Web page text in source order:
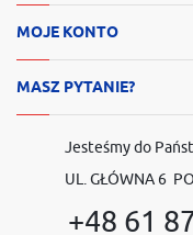
MOJE KONTO
MASZ PYTANIE?
Jesteśmy do
UL. GŁÓWNA 6
+48 61